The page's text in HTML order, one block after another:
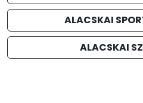
ALACSKAI
ALACSKAI